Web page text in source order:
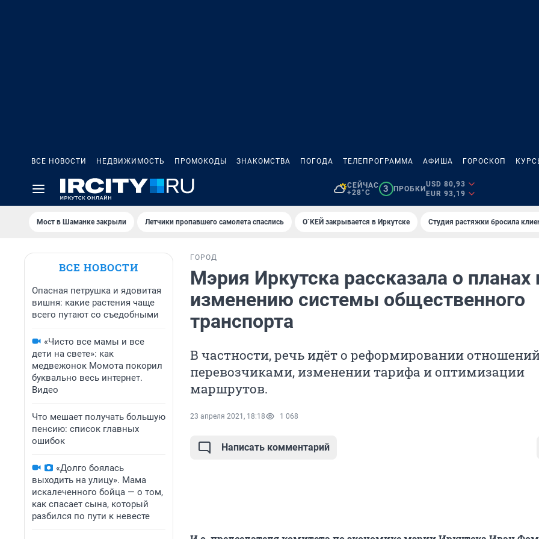
ВСЕ НОВОСТИ НЕДВИЖИМОСТЬ ПРОМОКОДЫ ЗНАКОМСТВА ПОГОДА ТЕЛЕПРОГРАММА АФИША ГОРОСКОП
СЕЙЧАС
+28°C
3 ПРОБКИ
USD 80,93
EUR 93,19
Мост в Шаманке закрыли Летчики пропавшего самолета спаслись О`КЕЙ закрывается в Иркутске Студия растяжки бросила
ВСЕ НОВОСТИ
Опасная петрушка и ядовитая
вишня: какие растения чаще
всего путают со съедобными
«Чисто все мамы и все
дети на свете»: как
медвежонок Момота покорил
буквально весь интернет.
Видео
Что мешает получать большую
пенсию: список главных
ошибок
«Долго боялась
выходить на улицу». Мама
искалеченного бойца — о том,
как спасает сына, который
разбился по пути к невесте
ГОРОД
Мэрия Иркутска рассказала о планах
изменению системы общественного
транспорта
В частности, речь идёт о реформировании
перевозчиками, изменении тарифа и оптимизации
маршрутов.
23 апреля 2021, 18:18 1 068
Написать комментарий